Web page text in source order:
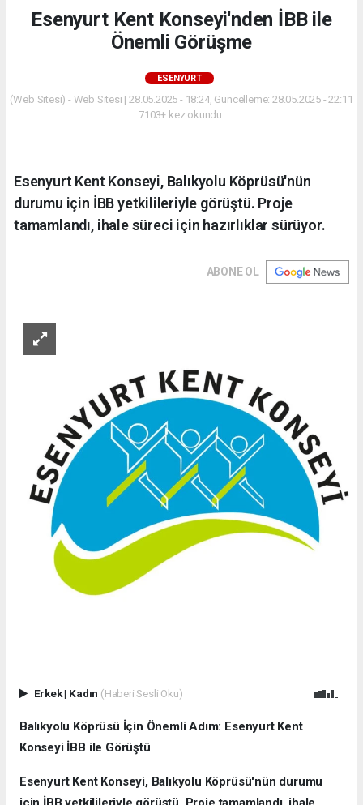
Esenyurt Kent Konseyi'nden İBB ile
Önemli Görüşme
ESENYURT
(Web Sitesi) - Web Sitesi | 28.05.2025 - 18:24, Güncelleme: 28.05.2025 - 22:11
7103+ kez okundu.
Esenyurt Kent Konseyi, Balıkyolu Köprüsü'nün
durumu için İBB yetkilileriyle görüştü. Proje
tamamlandı, ihale süreci için hazırlıklar sürüyor.
ABONE OL
Erkek| Kadın (Haberi Sesli Oku)
Balıkyolu Köprüsü İçin Önemli Adım: Esenyurt Kent
Konseyi İBB ile Görüştü
Esenyurt Kent Konseyi, Balıkyolu Köprüsü'nün durumu